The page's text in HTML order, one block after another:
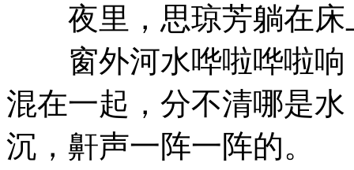
夜里，思琼芳躺在床
窗外河水哗啦哗啦响
混在一起，分不清哪是
沉，鼾声一阵一阵的。